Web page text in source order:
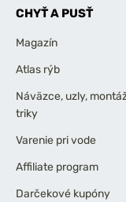
CHYŤ A PUSŤ
Magazín
Atlas rýb
Náväzce, uzly,
triky
Varenie pri vode
Affiliate program
Darčekové kupóny